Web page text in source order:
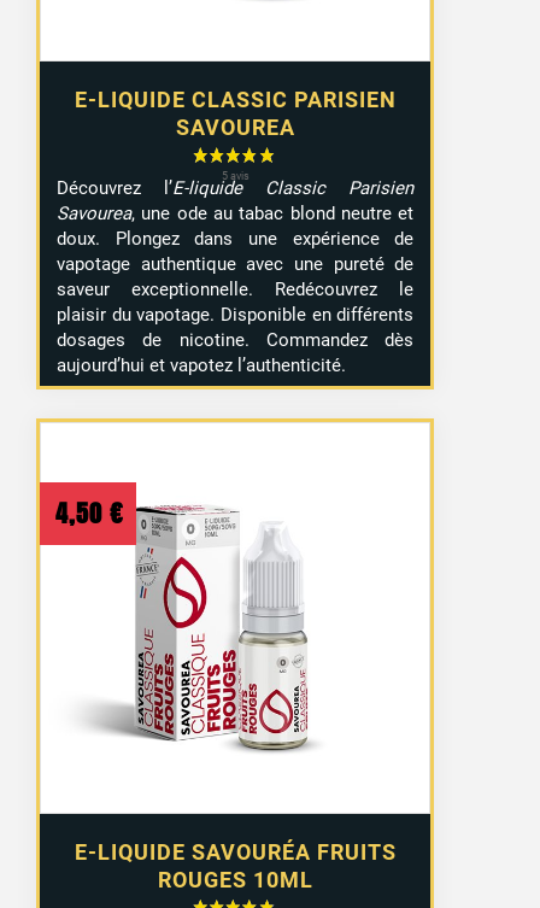
E-LIQUIDE CLASSIC PARISIEN
SAVOUREA
Découvrez l’E-liquide Classic Parisien
Savourea, une ode au tabac blond neutre et
doux. Plongez dans une expérience de
vapotage authentique avec une pureté de
saveur exceptionnelle. Redécouvrez le
plaisir du vapotage. Disponible en différents
dosages de nicotine. Commandez dès
aujourd’hui et vapotez l’authenticité.
E-LIQUIDE SAVOURÉA FRUITS
ROUGES 10ML
4,50 €